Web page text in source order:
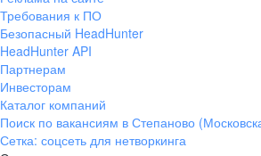
Требования к ПО
Безопасный HeadHunter
HeadHunter API
Партнерам
Инвесторам
Каталог компаний
Поиск по вакансиям в Степаново
Сетка: соцсеть для нетворкинга